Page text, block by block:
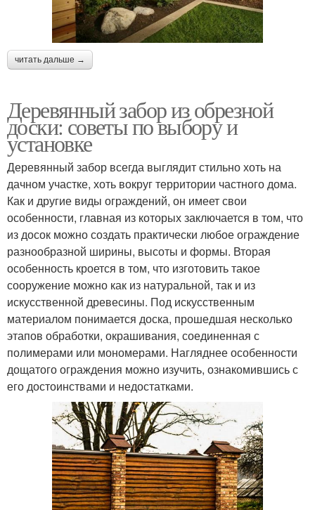
читать дальше →
Деревянный забор из обрезной
доски: советы по выбору и
установке
Деревянный забор всегда выглядит стильно хоть на
дачном участке, хоть вокруг территории частного дома.
Как и другие виды ограждений, он имеет свои
особенности, главная из которых заключается в том, что
из досок можно создать практически любое ограждение
разнообразной ширины, высоты и формы. Вторая
особенность кроется в том, что изготовить такое
сооружение можно как из натуральной, так и из
искусственной древесины. Под искусственным
материалом понимается доска, прошедшая несколько
этапов обработки, окрашивания, соединенная с
полимерами или мономерами. Нагляднее особенности
дощатого ограждения можно изучить, ознакомившись с
его достоинствами и недостатками.